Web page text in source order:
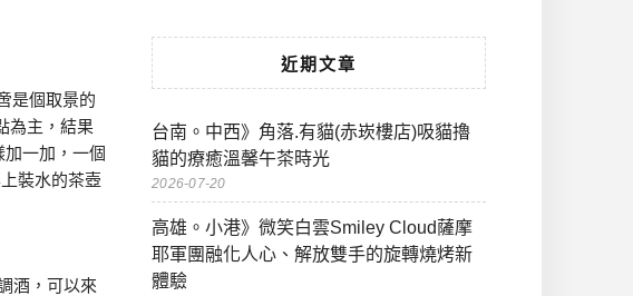
是個取景的
為主，結果
一加，一個
裝水的茶壺
酒，可以來
近期文章
台南。中西》角落.有貓(赤崁樓店)吸貓擼
貓的療癒溫馨午茶時光
2026-07-20
高雄。小港》微笑白雲Smiley Cloud薩摩
耶軍團融化人心、解放雙手的旋轉燒烤新
體驗